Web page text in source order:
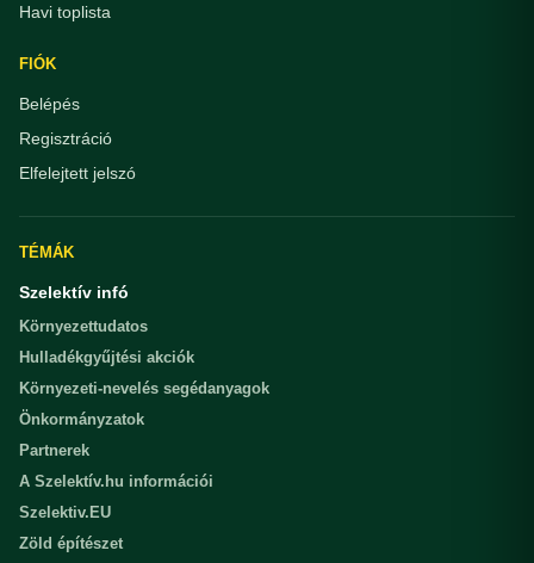
Havi toplista
FIÓK
Belépés
Regisztráció
Elfelejtett jelszó
TÉMÁK
Szelektív infó
Környezettudatos
Hulladékgyűjtési akciók
Környezeti-nevelés segédanyagok
Önkormányzatok
Partnerek
A Szelektív.hu információi
Szelektiv.EU
Zöld építészet